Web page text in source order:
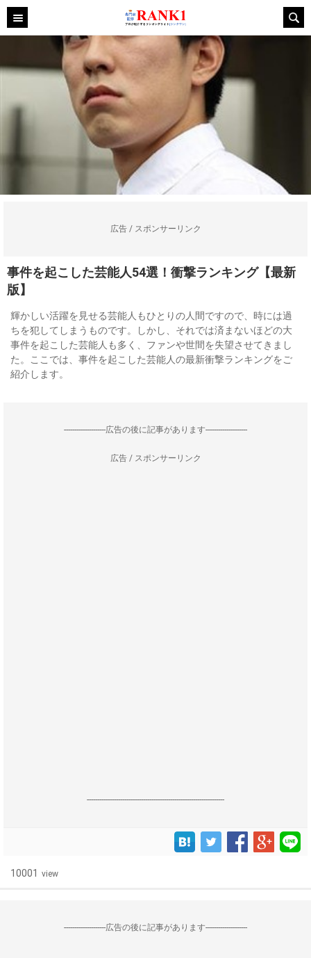
広告 / スポンサーリンク
事件を起こした芸能人54選！衝撃ランキング【最新
版】
輝かしい活躍を見せる芸能人もひとりの人間ですので、時には過
ちを犯してしまうものです。しかし、それでは済まないほどの大
事件を起こした芸能人も多く、ファンや世間を失望させてきまし
た。ここでは、事件を起こした芸能人の最新衝撃ランキングをご
紹介します。
--------------------広告の後に記事があります--------------------
広告 / スポンサーリンク
------------------------------------------------------------------
10001 view
--------------------広告の後に記事があります--------------------